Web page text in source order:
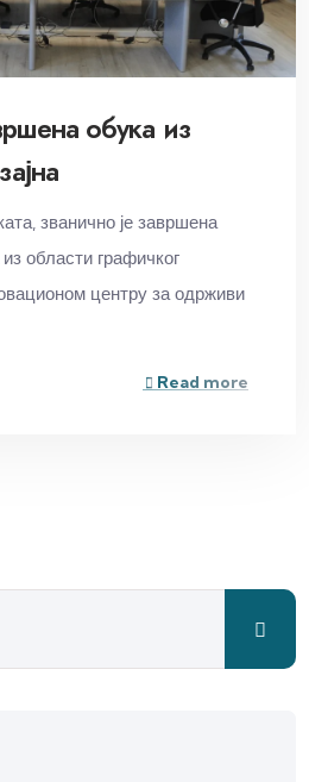
обука из
званично је завршена
области графичког
центру за одрживи
Read more